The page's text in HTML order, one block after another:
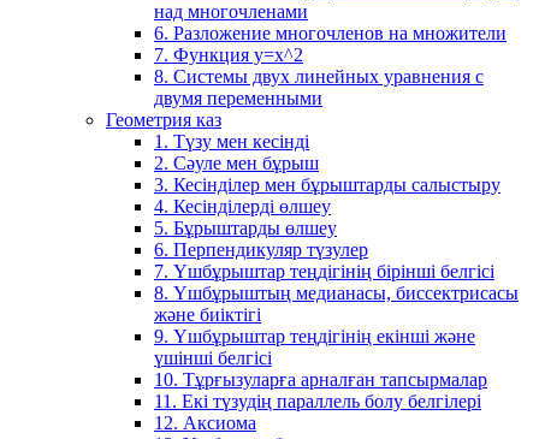
над многочленами
6. Разложение многочленов на множители
7. Функция y=x^2
8. Системы двух линейных уравнения с
двумя переменными
Геометрия каз
1. Түзу мен кесінді
2. Сәуле мен бұрыш
3. Кесінділер мен бұрыштарды салыстыру
4. Кесінділерді өлшеу
5. Бұрыштарды өлшеу
6. Перпендикуляр түзулер
7. Үшбұрыштар теңдігінің бірінші белгісі
8. Үшбұрыштың медианасы, биссектрисасы
және биіктігі
9. Үшбұрыштар теңдігінің екінші және
үшінші белгісі
10. Тұрғызуларға арналған тапсырмалар
11. Екі түзудің параллель болу белгілері
12. Аксиома